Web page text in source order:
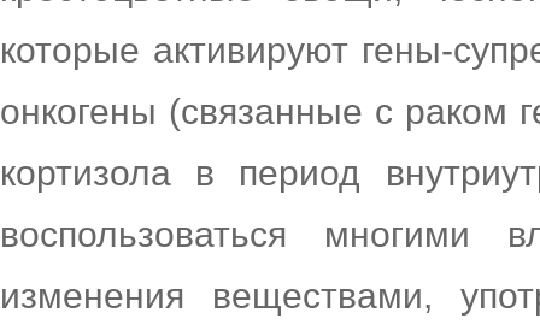
которые активируют гены-
онкогены (связанные с раком
кортизола в период
воспользоваться многими
изменения веществами,